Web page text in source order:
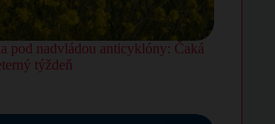
pod nadvládou anticyklóny: Čaká
týždeň